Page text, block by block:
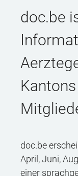
doc.be
doc.be
April, Juni,
einer